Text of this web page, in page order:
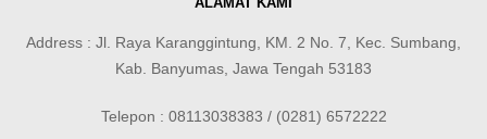
Address : Jl. Raya Karanggintung, KM. 2 No. 7, Kec. Sumbang,
Kab. Banyumas, Jawa Tengah 53183
Telepon : 08113038383 / (0281) 6572222